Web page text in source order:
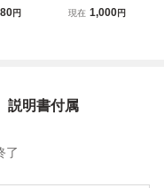
★ かんしゃ
円
んしゃく玉なげカ
現在 1,000円
明書付属
了